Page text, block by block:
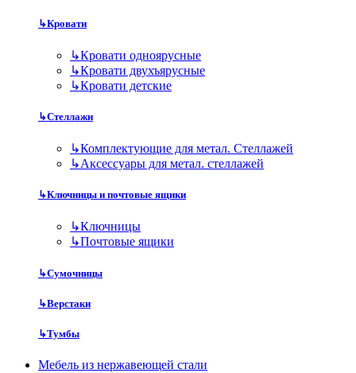
↳Кровати
↳Кровати одноярусные
↳Кровати двухъярусные
↳Кровати детские
↳Стеллажи
↳Комплектующие для метал. Стеллажей
↳Аксессуары для метал. стеллажей
↳Ключницы и почтовые ящики
↳Ключницы
↳Почтовые ящики
↳Сумочницы
↳Верстаки
↳Тумбы
Мебель из нержавеющей стали